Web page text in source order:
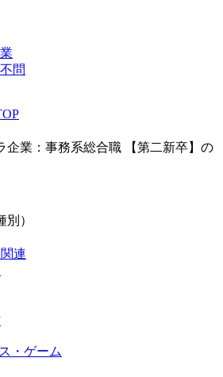
問
企業：事務系総合職 【第二新卒】の
）
連
・ゲーム